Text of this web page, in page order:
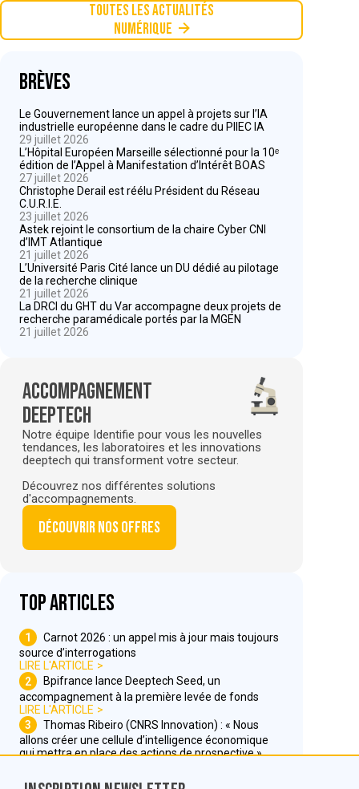
Toutes les actualités
Numérique
Brèves
Le Gouvernement lance un appel à projets sur l’IA
industrielle européenne dans le cadre du PIIEC IA
29 juillet 2026
L’Hôpital Européen Marseille sélectionné pour la 10ᵉ
édition de l’Appel à Manifestation d’Intérêt BOAS
27 juillet 2026
Christophe Derail est réélu Président du Réseau
C.U.R.I.E.
23 juillet 2026
Astek rejoint le consortium de la chaire Cyber CNI
d’IMT Atlantique
21 juillet 2026
L’Université Paris Cité lance un DU dédié au pilotage
de la recherche clinique
21 juillet 2026
La DRCI du GHT du Var accompagne deux projets de
recherche paramédicale portés par la MGEN
21 juillet 2026
Accompagnement
deeptech
Notre équipe Identifie pour vous les nouvelles
tendances, les laboratoires et les innovations
deeptech qui transforment votre secteur.
Découvrez nos différentes solutions
d'accompagnements.
Découvrir nos offres
Top articles
1
Carnot 2026 : un appel mis à jour mais toujours
source d’interrogations
LIRE L'ARTICLE
2
Bpifrance lance Deeptech Seed, un
accompagnement à la première levée de fonds
LIRE L'ARTICLE
3
Thomas Ribeiro (CNRS Innovation) : « Nous
allons créer une cellule d’intelligence économique
qui mettra en place des actions de prospective »